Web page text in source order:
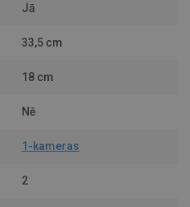
Jā
33,5 cm
18 cm
Nē
1-kameras
2